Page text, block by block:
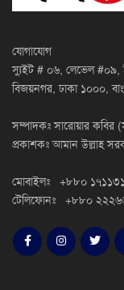
যোগাযোগ
স্যুইট # ০৬, লেভেল #০৯,
বিজয়নগর, ঢাকা ১০০০,
সম্পাদকঃ সারোয়ার কবির
প্রকাশকঃ আমান উল্লাহ
মোবাইলঃ +৮৮০
টেলিফোনঃ +৮৮০